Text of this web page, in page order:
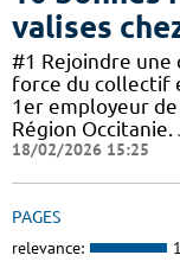
valises
#1 Rejoindre une
force du collectif
1er employeur de
Région
18/02/2026 15:25
PAGES
relevance: